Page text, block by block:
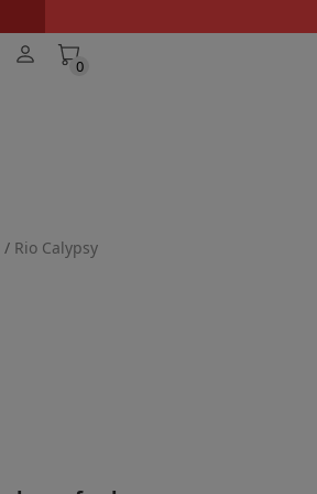
0
0
/ Rio Calypsy